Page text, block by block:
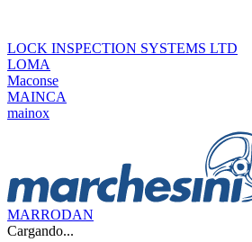
LOCK INSPECTION SYSTEMS LTD
LOMA
Maconse
MAINCA
mainox
MARRODAN
Cargando...